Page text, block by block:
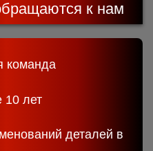
к нам
команда
10 лет
деталей в